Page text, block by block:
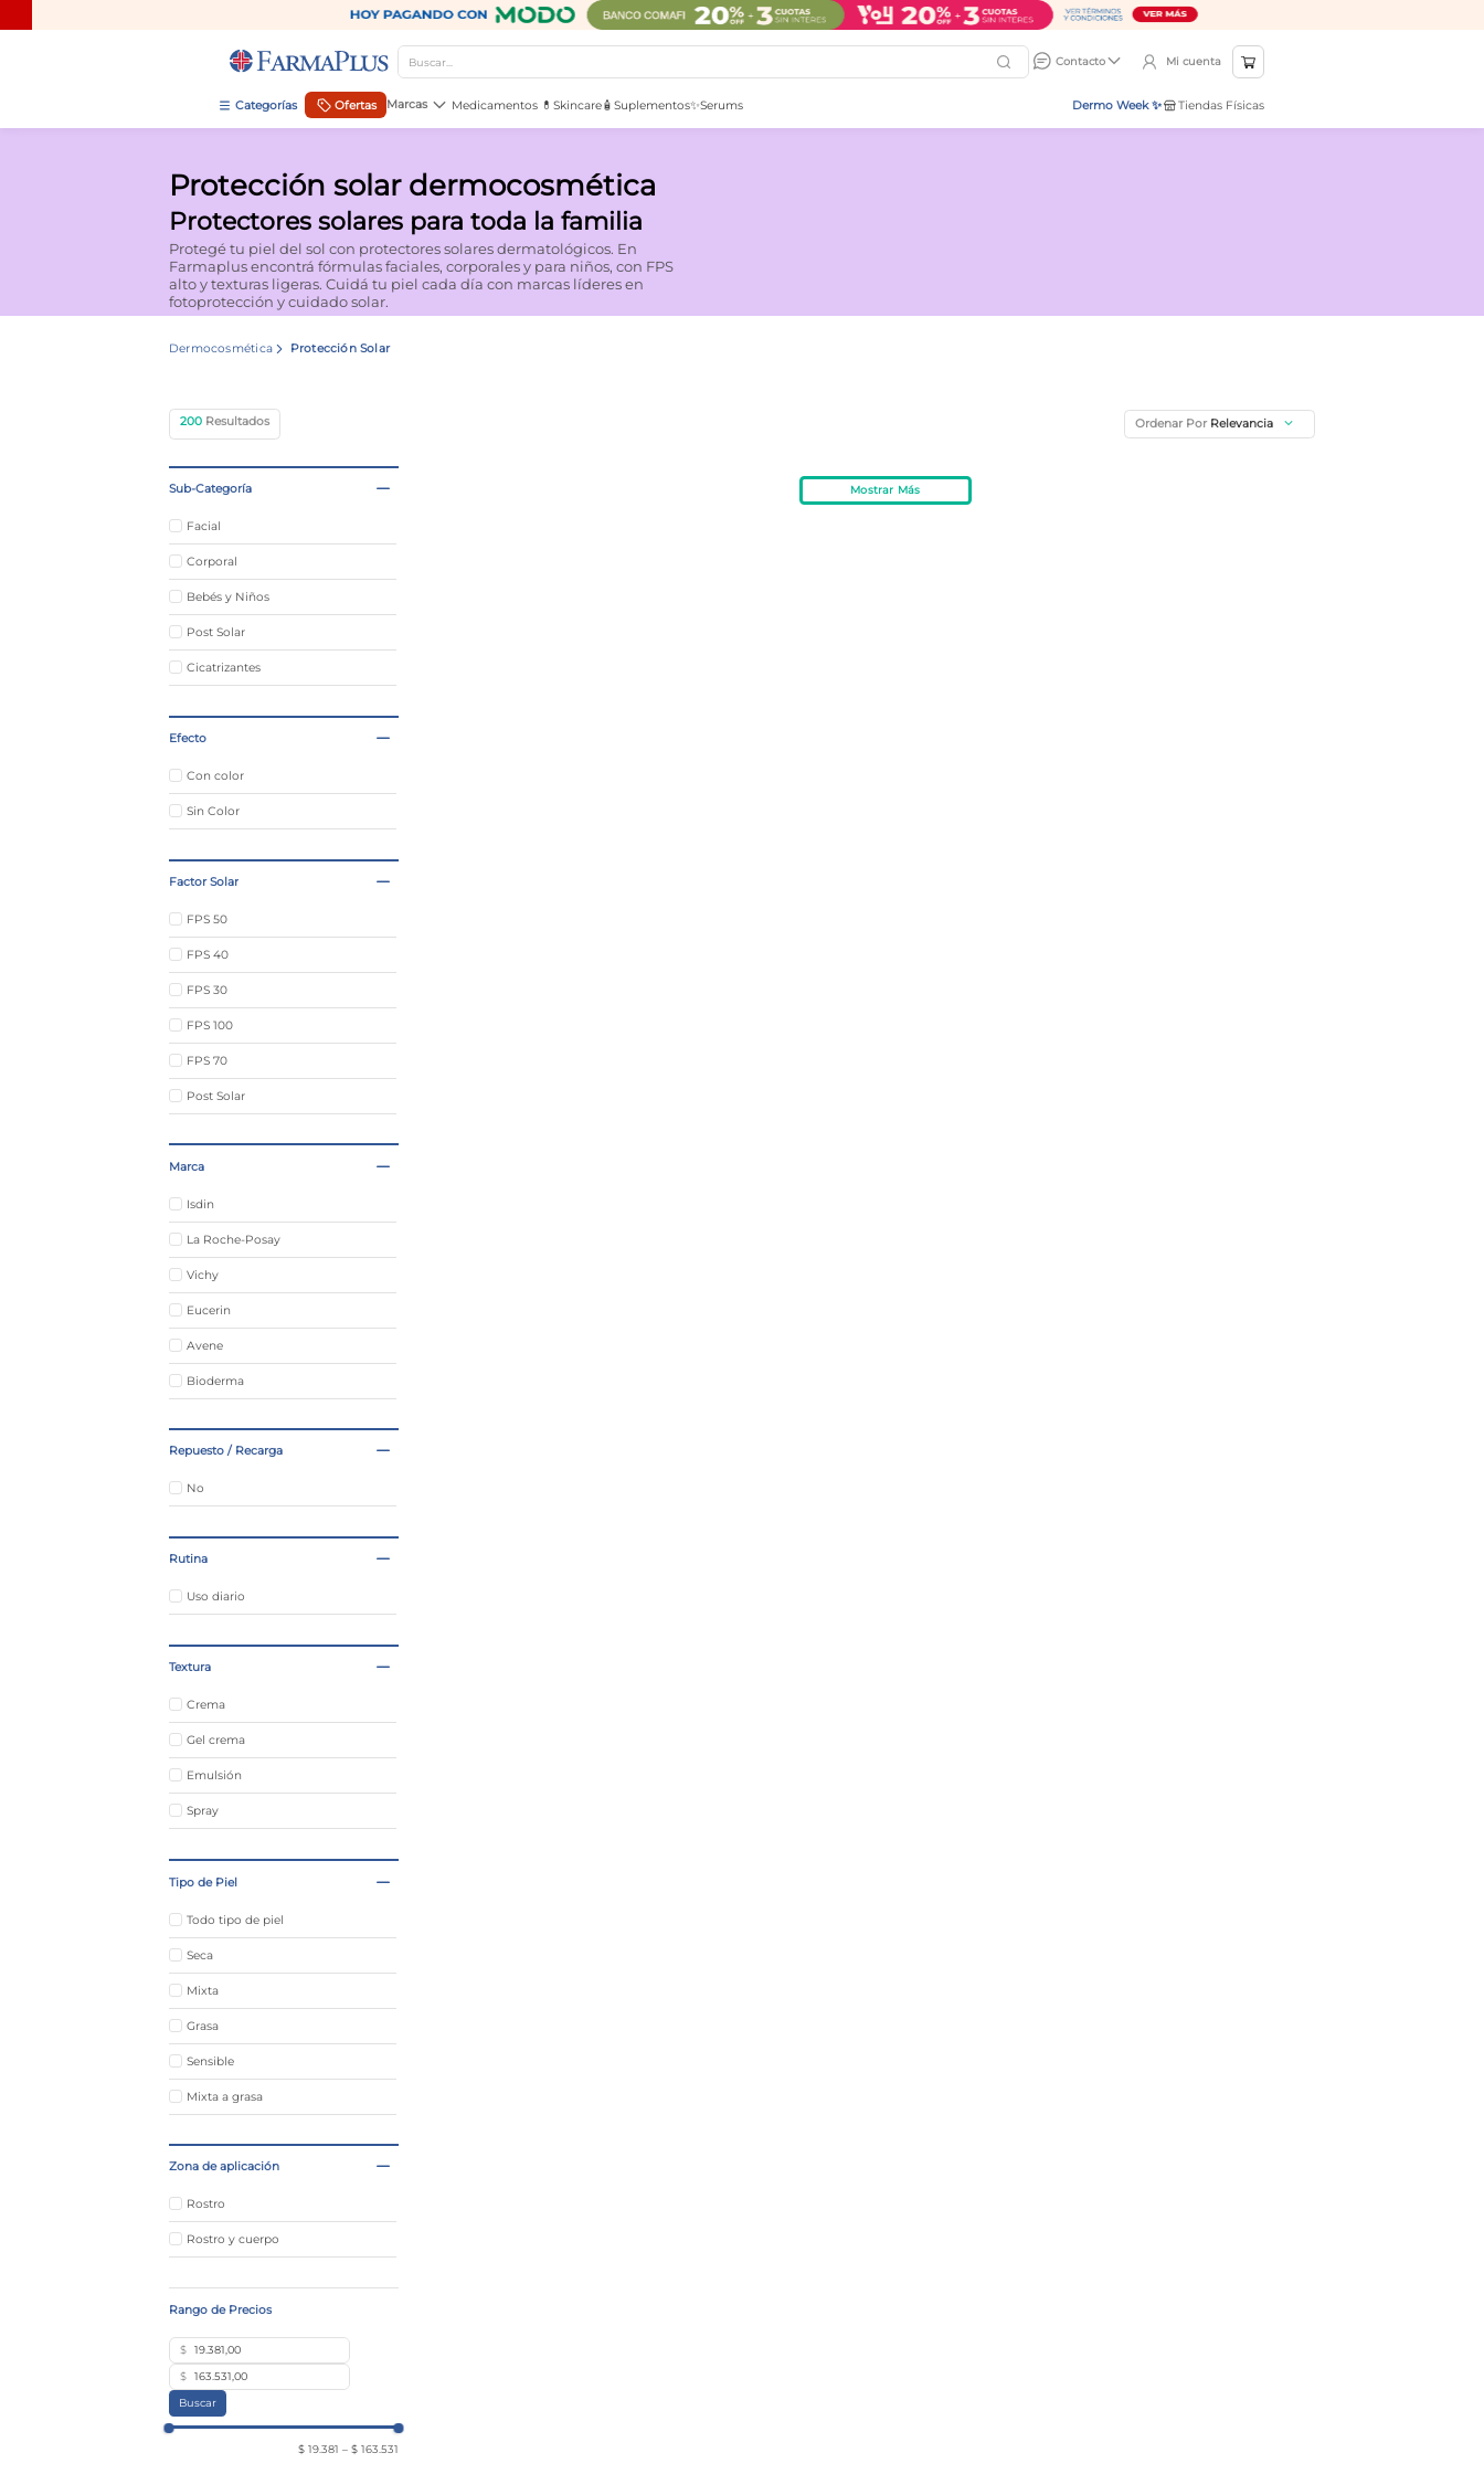
Buscar...
Contacto
Mi cuenta
Ofertas Marcas Medicamentos 💊 Skincare🧴 Suplementos✨Serums Dermo Week ✨ Tiendas Físicas
Protección solar dermocosmética
Protectores solares para toda la familia
Protegé tu piel del sol con protectores solares dermatológicos. En
Farmaplus encontrá fórmulas faciales, corporales y para niños, con FPS
alto y texturas ligeras. Cuidá tu piel cada día con marcas líderes en
fotoprotección y cuidado solar.
Dermocosmética Protección Solar
200 Ordenar Por Relevancia
Sub-Categoría
Facial
Corporal
Bebés y Niños
Post Solar
Cicatrizantes
Efecto
Con color
Sin Color
Factor Solar
FPS 50
FPS 40
FPS 30
FPS 100
FPS 70
Post Solar
Marca
Isdin
La Roche-Posay
Vichy
Eucerin
Avene
Bioderma
Caviahue
Eximia
Repuesto / Recarga
No
Rutina
Uso diario
Textura
Crema
Gel crema
Emulsión
Spray
Tipo de Piel
Todo tipo de piel
Seca
Mixta
Grasa
Sensible
Mixta a grasa
Zona de aplicación
Rostro
Rostro y cuerpo
$
$
Buscar
$ 19.381 – $ 163.531
Mostrar Más
TÉRMINOS MÁS BUSCADOS
.
cerave limpieza
3.
creatina
4.
loreal
5.
shampoo
8 .
contorno ojos
10. vitamina c